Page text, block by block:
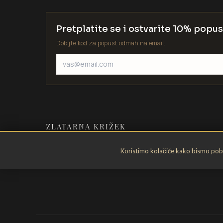
Koristimo kolačiće kako bismo
Pretplatite se i ostvarite 10%
Dobijte kod za popust odmah na email.
ZLATARNA KRIŽEK